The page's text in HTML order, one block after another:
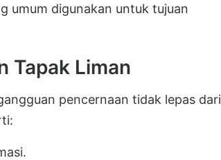
umum digunakan untuk tujuan
Tapak Liman
pencernaan tidak lepas dari